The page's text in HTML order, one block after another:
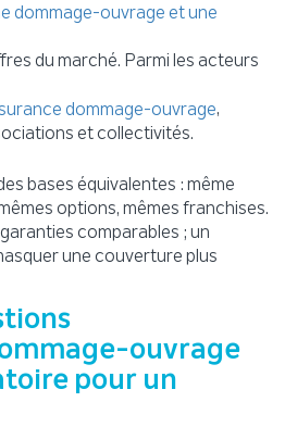
dommage-ouvrage et une
du marché. Parmi les acteurs
dommage-ouvrage,
et collectivités.
bases équivalentes : même
options, mêmes franchises.
garanties comparables ; un
une couverture plus
ouvrage
pour un